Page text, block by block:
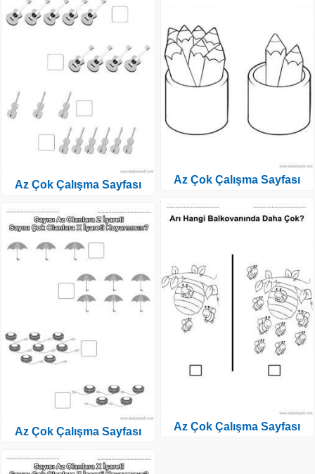
Az Çok Çalışma Sayfası
Az Çok Çalışma Sayfası
Az Çok Çalışma Sayfası
Az Çok Çalışma Sayfası